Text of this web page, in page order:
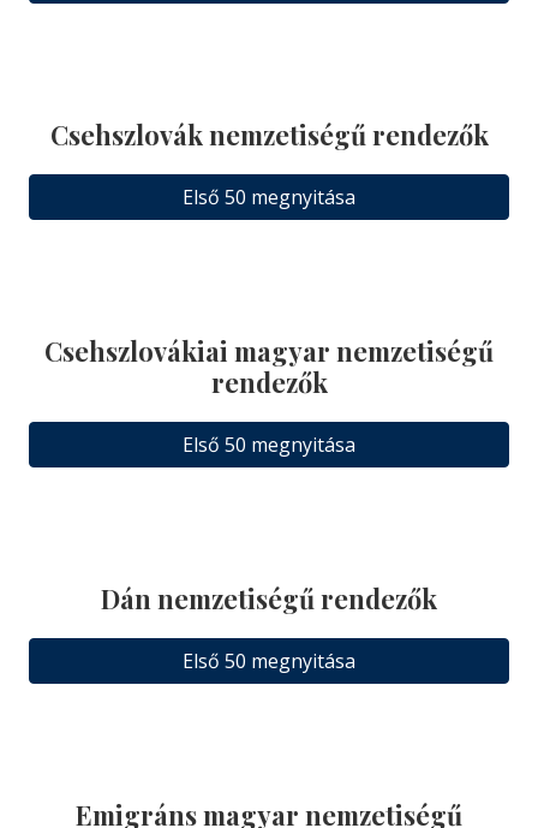
Csehszlovák nemzetiségű rendezők
Első 50 megnyitása
Csehszlovákiai magyar nemzetiségű
rendezők
Első 50 megnyitása
Dán nemzetiségű rendezők
Első 50 megnyitása
Emigráns magyar nemzetiségű